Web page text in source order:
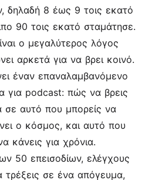
δηλαδή 8 έως 9 τοις εκατό
90 τοις εκατό σταμάτησε.
ο μεγαλύτερος λόγος
αρκετά για να βρει κοινό.
έναν επαναλαμβανόμενο
για podcast: πώς να βρεις
σε αυτό που μπορείς να
ο κόσμος, και αυτό που
κάνεις για χρόνια.
50 επεισοδίων, ελέγχους
τρέξεις σε ένα απόγευμα,